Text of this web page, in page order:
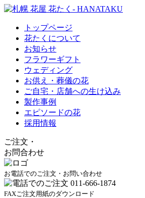
トップページ
花たくについて
お知らせ
フラワーギフト
ウェディング
お供え・葬儀の花
ご自宅・店舗への生け込み
製作事例
エピソードの花
採用情報
ご注文 ・
お問合わせ
お電話でのご注文・お問い合わせ
FAXご注文用紙のダウンロード